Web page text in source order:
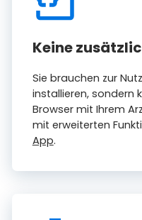
Keine
Sie brauchen zur
installieren, sondern
Browser mit Ihrem
mit erweiterten
App.